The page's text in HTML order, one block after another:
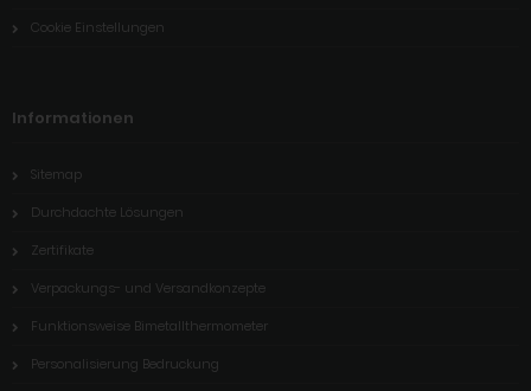
Cookie Einstellungen
Informationen
Sitemap
Durchdachte Lösungen
Zertifikate
Verpackungs- und Versandkonzepte
Funktionsweise Bimetallthermometer
Personalisierung Bedruckung